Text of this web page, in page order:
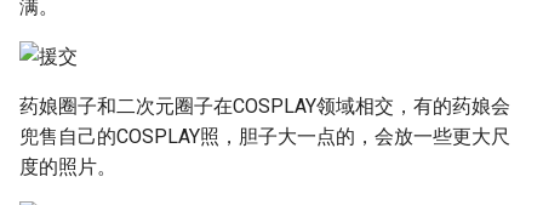
满。
药娘圈子和二次元圈子在COSPLAY领域相交，有的药娘会
兜售自己的COSPLAY照，胆子大一点的，会放一些更大尺
度的照片。